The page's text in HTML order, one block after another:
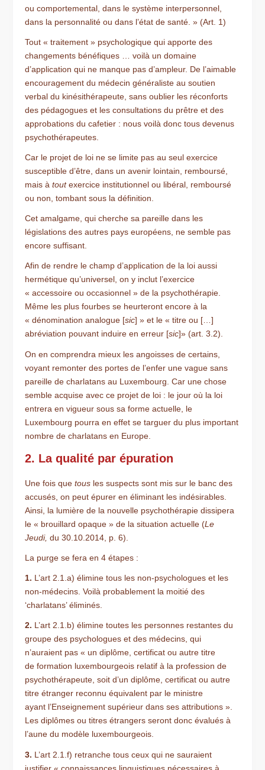
ou comportemental, dans le système interpersonnel,
dans la personnalité ou dans l’état de santé. » (Art. 1)
Tout « traitement » psychologique qui apporte des
changements bénéfiques … voilà un domaine
d’application qui ne manque pas d’ampleur. De l’aimable
encouragement du médecin généraliste au soutien
verbal du kinésithérapeute, sans oublier les réconforts
des pédagogues et les consultations du prêtre et des
approbations du cafetier : nous voilà donc tous devenus
psychothérapeutes.
Car le projet de loi ne se limite pas au seul exercice
susceptible d’être, dans un avenir lointain, remboursé,
mais àtoutexercice institutionnel ou libéral, remboursé
ou non, tombant sous la définition.
Cet amalgame, qui cherche sa pareille dans les
législations des autres pays européens, ne semble pas
encore suffisant.
Afin de rendre le champ d’application de la loi aussi
hermétique qu’universel, on y inclut l’exercice
« accessoire ou occasionnel » de la psychothérapie.
Même les plus fourbes se heurteront encore à la
« dénomination analogue [sic] » et le « titre ou […]
abréviation pouvant induire en erreur [sic]» (art. 3.2).
On en comprendra mieux les angoisses de certains,
voyant remonter des portes de l’enfer une vague sans
pareille de charlatans au Luxembourg. Car une chose
semble acquise avec ce projet de loi : le jour où la loi
entrera en vigueur sous sa forme actuelle, le
Luxembourg pourra en effet se targuer du plus important
nombre de charlatans en Europe.
2. La qualité par épuration
Une fois que tous les suspects sont mis sur le banc des
accusés, on peut épurer en éliminant les indésirables.
Ainsi, la lumière de la nouvelle psychothérapie dissipera
le « brouillard opaque » de la situation actuelle (Le
Jeudi,du 30.10.2014, p. 6).
La purge se fera en 4 étapes :
1. L’art 2.1.a) élimine tous les non-psychologues et les
non-médecins. Voilà probablement la moitié des
‘charlatans’ éliminés.
2. L’art 2.1.b) élimine toutes les personnes restantes du
groupe des psychologues et des médecins, qui
n’auraient pas « un diplôme, certificat ou autre titre
de formation luxembourgeois relatif à la profession de
psychothérapeute, soit d’un diplôme, certificat ou autre
titre étranger reconnu équivalent par le ministre
ayant l’Enseignement supérieur dans ses attributions ».
Les diplômes ou titres étrangers seront donc évalués à
l’aune du modèle luxembourgeois.
3. L’art 2.1.f) retranche tous ceux qui ne sauraient
justifier « connaissances linguistiques nécessaires à